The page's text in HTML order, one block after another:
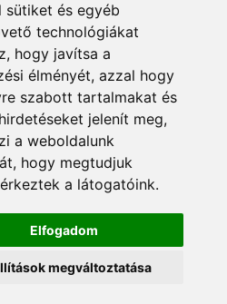
sütiket és egyéb
technológiákat
hogy javítsa a
élményét, azzal hogy
szabott tartalmakat és
jelenít meg,
a weboldalunk
hogy megtudjuk
a látogatóink.
Elfogadom
megváltoztatása
ot
ültetünk egy fát! Bővebben